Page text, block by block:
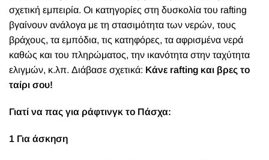
σχετική εμπειρία. Οι κατηγορίες στη δυσκολία του rafting
βγαίνουν ανάλογα με τη στασιμότητα των νερών, τους
βράχους, τα εμπόδια, τις κατηφόρες, τα αφρισμένα νερά
καθώς και του πληρώματος, την ικανότητα στην ταχύτητα
ελιγμών, κ.λπ. Διάβασε σχετικά: Κάνε rafting και βρες το
ταίρι σου!
Γιατί να πας για ράφτινγκ το Πάσχα:
1 Για άσκηση